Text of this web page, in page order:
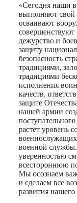
«Сегодня наши
выполняют свой
осваивают
совершенствуют
дежурство и
защиту
безопасность
традициями,
традициями
исполнения
качеств,
защите
нашей армии
растет уровень
военной
уверенностью
всестороннюю
Мы осознаем
и сделаем все
развития нашего